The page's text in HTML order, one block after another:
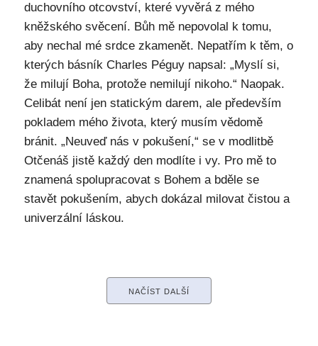
duchovního otcovství, které vyvěrá z mého
kněžského svěcení. Bůh mě nepovolal k tomu,
aby nechal mé srdce zkamenět. Nepatřím k těm, o
kterých básník Charles Péguy napsal: „Myslí si,
že milují Boha, protože nemilují nikoho.“ Naopak.
Celibát není jen statickým darem, ale především
pokladem mého života, který musím vědomě
bránit. „Neuveď nás v pokušení,“ se v modlitbě
Otčenáš jistě každý den modlíte i vy. Pro mě to
znamená spolupracovat s Bohem a bděle se
stavět pokušením, abych dokázal milovat čistou a
univerzální láskou.
NAČÍST DALŠÍ